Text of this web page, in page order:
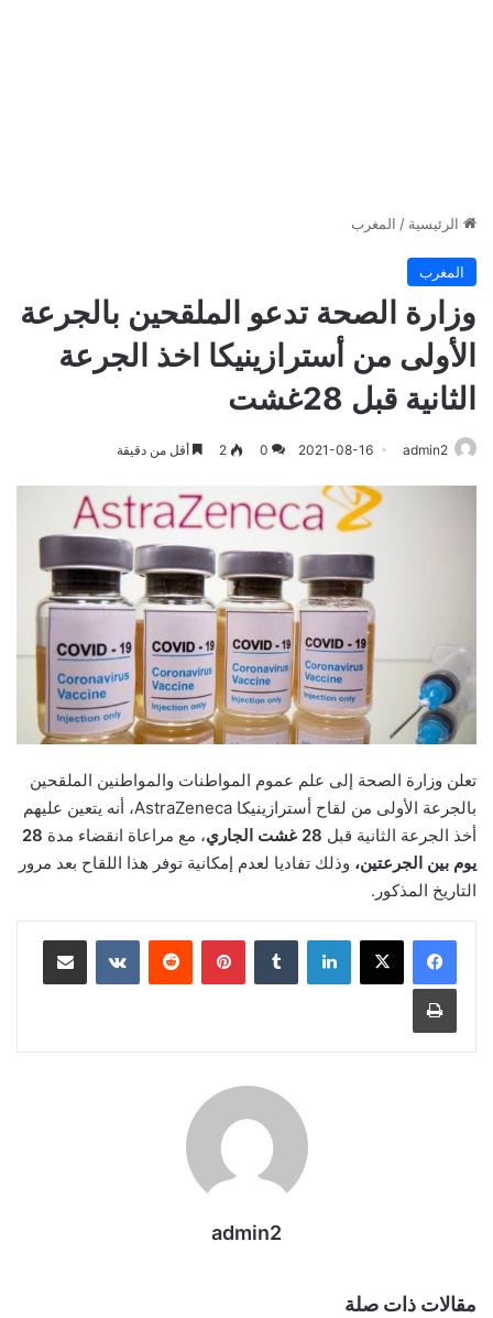
الرئيسية / المغرب
المغرب
وزارة الصحة تدعو الملقحين بالجرعة
الأولى من أسترازينيكا اخذ الجرعة
الثانية قبل 28غشت
admin2
2021-08-16
0
2 أقل من دقيقة
تعلن وزارة الصحة إلى علم عموم المواطنات والمواطنين الملقحين
بالجرعة الأولى
من لقاح أسترازينيكا AstraZeneca، أنه يتعين عليهم
أخذ الجرعة الثانية قبل 28 غشت الجاري ، مع مراعاة انقضاء مدة 28
يوم بين الجرعتين، وذلك تفاديا لعدم إمكانية توفر هذا اللقاح بعد مرور
التاريخ المذكور.
لينكدإن بينتيريست مشاركة عبر البريد
طباعة
admin2
مقالات ذات صلة